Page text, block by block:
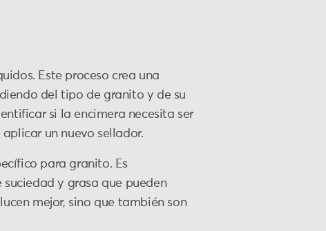
Este proceso crea una
del tipo de granito y de su
si la encimera necesita ser
un nuevo sellador.
para granito. Es
y grasa que pueden
mejor, sino que también son